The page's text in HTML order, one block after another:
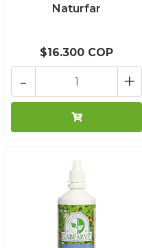
Naturfar
$16.300 COP
+
-